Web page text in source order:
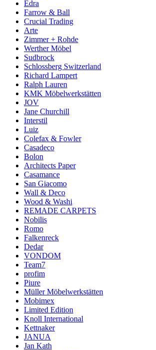
Edra
Farrow & Ball
Crucial Trading
Arte
Zimmer + Rohde
Werther Möbel
Sudbrock
Schlossberg Switzerland
Richard Lampert
Ralph Lauren
KMK Möbelwerkstätten
JOV
Jane Churchill
Interstil
Luiz
Colefax & Fowler
Casadeco
Bolon
Architects Paper
Casamance
San Giacomo
Wall & Deco
Wood & Washi
REMADE CARPETS
Nobilis
Romo
Falkenreck
Dedar
VONDOM
Team7
profim
Piure
Müller Möbelwerkstätten
Mobimex
Limited Edition
Knoll International
Kettnaker
JANUA
Jan Kath